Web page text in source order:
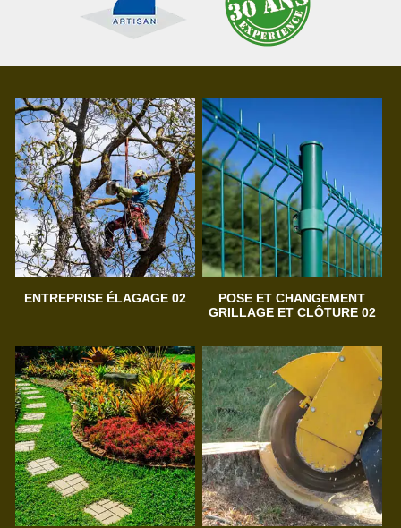
ENTREPRISE ÉLAGAGE 02
POSE ET CHANGEMENT
GRILLAGE ET CLÔTURE 02